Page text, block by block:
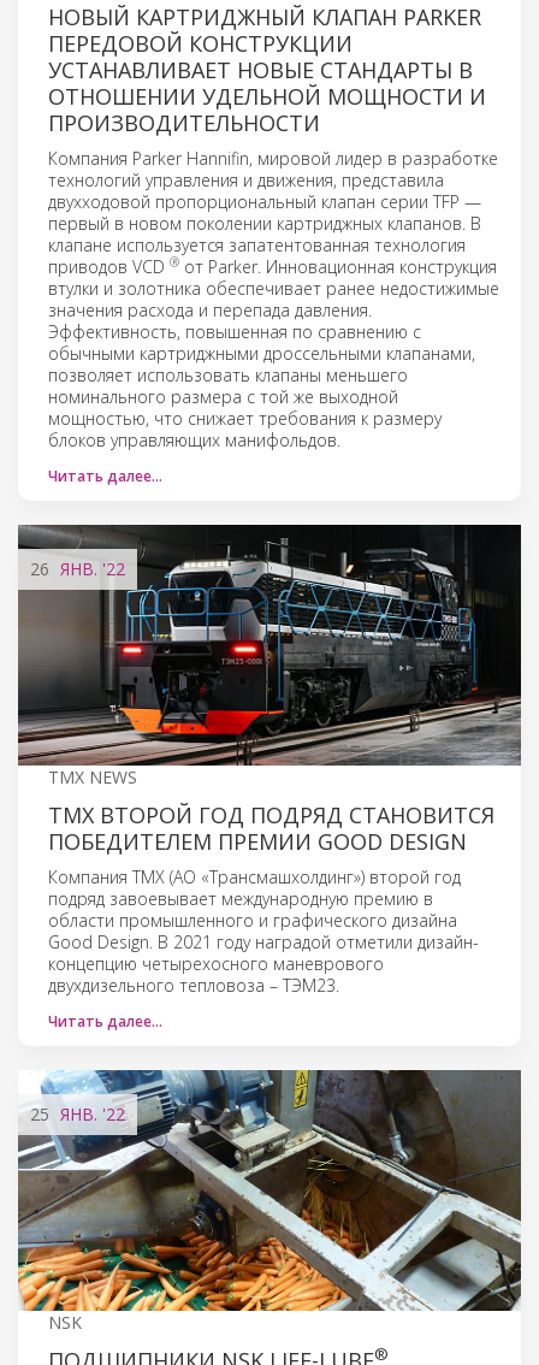
НОВЫЙ КАРТРИДЖНЫЙ КЛАПАН PARKER
ПЕРЕДОВОЙ КОНСТРУКЦИИ
УСТАНАВЛИВАЕТ НОВЫЕ СТАНДАРТЫ В
ОТНОШЕНИИ УДЕЛЬНОЙ МОЩНОСТИ И
ПРОИЗВОДИТЕЛЬНОСТИ
Компания Parker Hannifin, мировой лидер в разработке
технологий управления и движения, представила
двухходовой пропорциональный клапан серии TFP —
первый в новом поколении картриджных клапанов. В
клапане используется запатентованная технология
приводов VCD ® от Parker. Инновационная конструкция
втулки и золотника обеспечивает ранее недостижимые
значения расхода и перепада давления.
Эффективность, повышенная по сравнению с
обычными картриджными дроссельными клапанами,
позволяет использовать клапаны меньшего
номинального размера с той же выходной
мощностью, что снижает требования к размеру
блоков управляющих манифольдов.
Читать далее…
26 ЯНВ. '22
TMX NEWS
ТМХ ВТОРОЙ ГОД ПОДРЯД СТАНОВИТСЯ
ПОБЕДИТЕЛЕМ ПРЕМИИ GOOD DESIGN
Компания ТМХ (АО «Трансмашхолдинг») второй год
подряд завоевывает международную премию в
области промышленного и графического дизайна
Good Design. В 2021 году наградой отметили дизайн-
концепцию четырехосного маневрового
двухдизельного тепловоза – ТЭМ23.
Читать далее…
25 ЯНВ. '22
NSK
®